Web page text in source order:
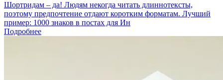
Шортридам – да! Людям некогда читать длиннотексты,
поэтому предпочтение отдают коротким форматам. Лучший
пример: 1000 знаков в постах для Ин
Подробнее